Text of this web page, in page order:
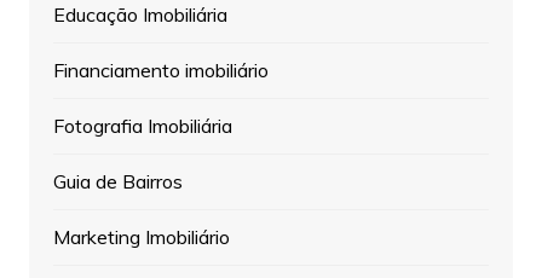
Educação Imobiliária
Financiamento imobiliário
Fotografia Imobiliária
Guia de Bairros
Marketing Imobiliário